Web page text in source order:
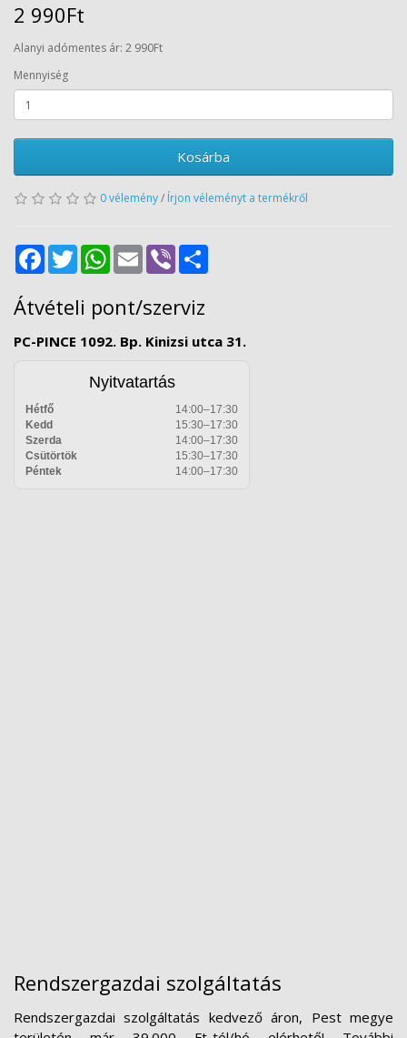
2 990Ft
Alanyi adómentes ár: 2 990Ft
Mennyiség
Kosárba
0 vélemény/ Írjon véleményt a termékről
FacebookTwitter WhatsApp
Email Viber
Átvételi pont/szerviz
PC-PINCE 1092. Bp. Kinizsi utca 31.
Nyitvatartás
Hétfő
14:00–17:30
Kedd
15:30–17:30
Szerda
14:00–17:30
Csütörtök
15:30–17:30
Péntek
14:00–17:30
Rendszergazdai szolgáltatás
Rendszergazdai szolgáltatás kedvező áron, Pest megye